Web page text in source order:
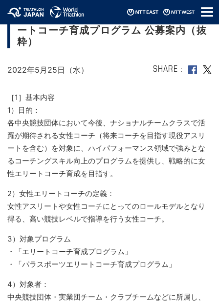
メ
ニ
ュ
令和4年度 スポーツ庁委託事業 女性エリ
ートコーチ育成プログラム 公募案内（抜
粋）
2022年5月25日（水） SHARE
［1］基本内容
1）目的：
各中央競技団体において今後、ナショナルチームクラスで活
躍が期待される女性コーチ（将来コーチを目指す現役アスリ
ートを含む）を対象に、ハイパフォーマンス領域で強みとな
るコーチングスキル向上のプログラムを提供し、戦略的に女
性エリートコーチ育成を目指す。
2）女性エリートコーチの定義：
女性アスリートや女性コーチにとってのロールモデルとなり
得る、高い競技レベルで指導を行う女性コーチ。
3）対象プログラム
・「エリートコーチ育成プログラム」
・「パラスポーツエリートコーチ育成プログラム」
4）対象者：
中央競技団体・実業団チーム・クラブチームなどに所属し、